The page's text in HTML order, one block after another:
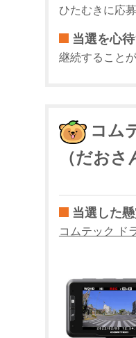
ひたむきに応
当選を心
継続することが
コム
（だおさ
当選した
コムテック ド